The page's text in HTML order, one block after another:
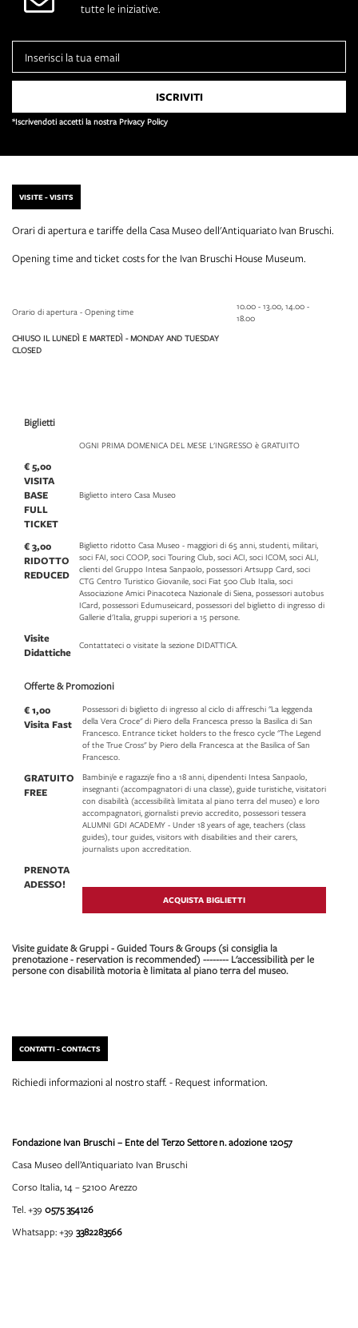
tutte le iniziative.
*Iscrivendoti accetti la nostra Privacy Policy
VISITE - VISITS
Orari di apertura e tariffe della Casa Museo dell'Antiquariato Ivan Bruschi.
Opening time and ticket costs for the Ivan Bruschi House Museum.
Orario di apertura - Opening time
10.00 - 13.00, 14.00 -
18.00
CHIUSO IL LUNEDÌ E MARTEDÌ - MONDAY AND TUESDAY
CLOSED
Biglietti
OGNI PRIMA DOMENICA DEL MESE L'INGRESSO è GRATUITO
€ 5,00
VISITA
BASE
FULL
TICKET
Biglietto intero Casa Museo
€ 3,00
RIDOTTO
REDUCED
Biglietto ridotto Casa Museo - maggiori di 65 anni, studenti, militari,
soci FAI, soci COOP, soci Touring Club, soci ACI, soci ICOM, soci ALI,
clienti del Gruppo Intesa Sanpaolo, possessori Artsupp Card, soci
CTG Centro Turistico Giovanile, soci Fiat 500 Club Italia, soci
Associazione Amici Pinacoteca Nazionale di Siena, possessori autobus
ICard, possessori Edumuseicard, possessori del biglietto di ingresso di
Gallerie d'Italia, gruppi superiori a 15 persone.
Visite
Didattiche
Contattateci o visitate la sezione DIDATTICA.
Offerte & Promozioni
€ 1,00
Visita Fast
Possessori di biglietto di ingresso al ciclo di affreschi "La leggenda
della Vera Croce" di Piero della Francesca presso la Basilica di San
Francesco. Entrance ticket holders to the fresco cycle "The Legend
of the True Cross" by Piero della Francesca at the Basilica of San
Francesco.
GRATUITO
FREE
Bambini/e e ragazzi/e fino a 18 anni, dipendenti Intesa Sanpaolo,
insegnanti (accompagnatori di una classe), guide turistiche, visitatori
con disabilità (accessibilità limitata al piano terra del museo) e loro
accompagnatori, giornalisti previo accredito, possessori tessera
ALUMNI GDI ACADEMY - Under 18 years of age, teachers (class
guides), tour guides, visitors with disabilities and their carers,
journalists upon accreditation.
PRENOTA
ADESSO!
ACQUISTA BIGLIETTI
Visite guidate & Gruppi - Guided Tours & Groups (si consiglia la
prenotazione - reservation is recommended) -------- L'accessibilità per le
persone con disabilità motoria è limitata al piano terra del museo.
CONTATTI - CONTACTS
Richiedi informazioni al nostro staff. - Request information.
Fondazione Ivan Bruschi – Ente del Terzo Settoren. adozione 12057
Casa Museo dell’Antiquariato Ivan Bruschi
Corso Italia, 14 – 52100 Arezzo
Tel. +39 0575 354126
Whatsapp: +39 3382283566